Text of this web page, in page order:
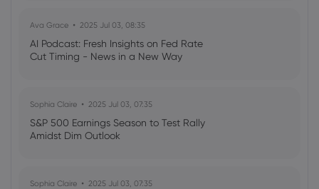
Ava Grace 2025 Jul 03, 08:35
AI Podcast: Fresh Insights on Fed Rate
Cut Timing - News in a New Way
Sophia Claire 2025 Jul 03, 07:35
S&P 500 Earnings Season to Test Rally
Amidst Dim Outlook
Sophia Claire 2025 Jul 03, 07:35